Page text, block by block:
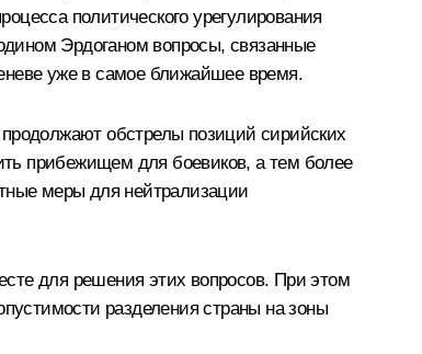
политического урегулирования
Эрдоганом вопросы, связанные
уже в самое ближайшее время.
обстрелы позиций сирийских
прибежищем для боевиков, а тем более
меры для нейтрализации
для решения этих вопросов. При этом
разделения страны на зоны